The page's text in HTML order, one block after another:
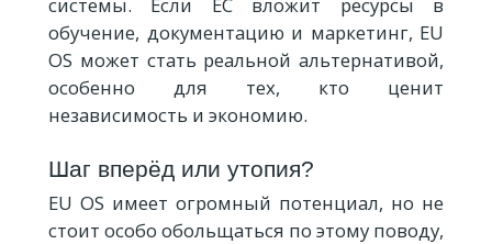
обучение, документацию и маркетинг, EU
OS может стать реальной альтернативой,
особенно для тех, кто ценит
независимость и экономию.
Шаг вперёд или утопия?
EU OS имеет огромный потенциал, но не
стоит особо обольщаться по этому поводу,